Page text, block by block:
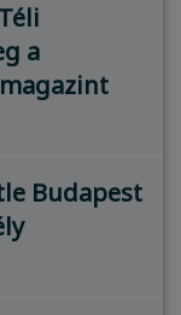
a
Budapest